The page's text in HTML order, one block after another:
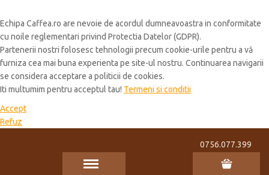
Echipa Caffea.ro are nevoie de acordul dumneavoastra in conformitate
cu noile reglementari privind Protectia Datelor (GDPR).
Partenerii nostri folosesc tehnologii precum cookie-urile pentru a vă
furniza cea mai buna experienta pe site-ul nostru. Continuarea navigarii
se considera acceptare a politicii de cookies.
Iti multumim pentru acceptul tau! Termeni si conditii
Accept
Refuz
0756.077.399